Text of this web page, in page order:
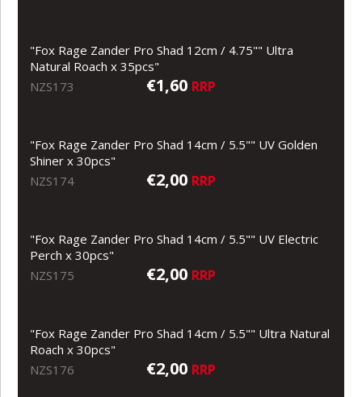
"Fox Rage Zander Pro Shad 12cm / 4.75"" Ultra
Natural Roach x 35pcs"
NZS173
€1,60 RRP
"Fox Rage Zander Pro Shad 14cm / 5.5"" UV Golden
Shiner x 30pcs"
NZS174
€2,00 RRP
"Fox Rage Zander Pro Shad 14cm / 5.5"" UV Electric
Perch x 30pcs"
NZS175
€2,00 RRP
"Fox Rage Zander Pro Shad 14cm / 5.5"" Ultra Natural
Roach x 30pcs"
NZS176
€2,00 RRP